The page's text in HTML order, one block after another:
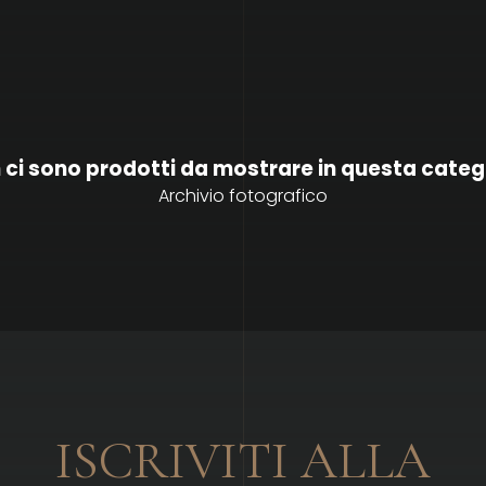
ci sono prodotti da mostrare in questa
Archivio fotografico
ISCRIVITI ALLA